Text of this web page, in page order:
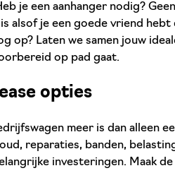
je een aanhanger nodig?
alsof je een goede vriend hebt
op? Laten we samen jouw
op pad gaat.
opties
meer is dan alleen
reparaties, banden,
investeringen. Maak